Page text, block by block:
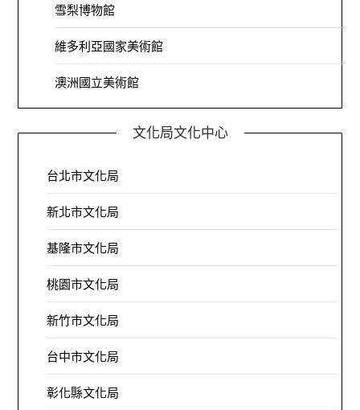
雪梨博物館
維多利亞國家美術館
澳洲國立美術館
文化局文化中心
台北市文化局
新北市文化局
基隆市文化局
桃園市文化局
新竹市文化局
台中市文化局
彰化縣文化局